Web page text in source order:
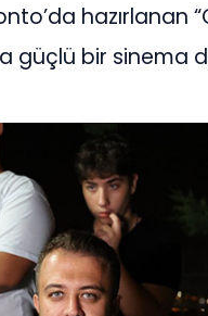
hazırlanan
güçlü bir sinema